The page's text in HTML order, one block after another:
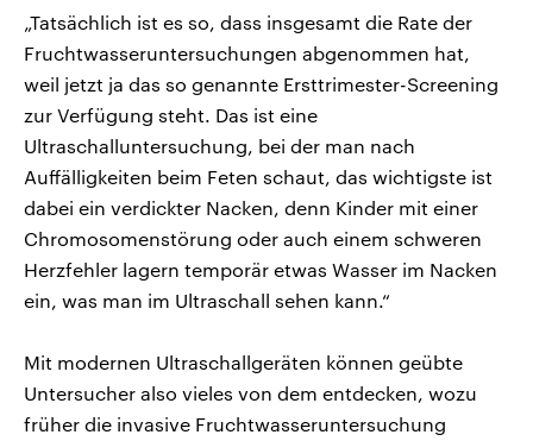
„Tatsächlich ist es so, dass insgesamt die Rate der
Fruchtwasseruntersuchungen abgenommen hat,
weil jetzt ja das so genannte Ersttrimester-Screening
zur Verfügung steht. Das ist eine
Ultraschalluntersuchung, bei der man nach
Auffälligkeiten beim Feten schaut, das wichtigste ist
dabei ein verdickter Nacken, denn Kinder mit einer
Chromosomenstörung oder auch einem schweren
Herzfehler lagern temporär etwas Wasser im Nacken
ein, was man im Ultraschall sehen kann.“
Mit modernen Ultraschallgeräten können geübte
Untersucher also vieles von dem entdecken, wozu
früher die invasive Fruchtwasseruntersuchung